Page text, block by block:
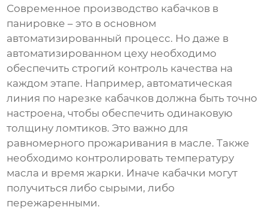
Современное производство кабачков в
панировке – это в основном
автоматизированный процесс. Но даже в
автоматизированном цеху необходимо
обеспечить строгий контроль качества на
каждом этапе. Например, автоматическая
линия по нарезке кабачков должна быть точно
настроена, чтобы обеспечить одинаковую
толщину ломтиков. Это важно для
равномерного прожаривания в масле. Также
необходимо контролировать температуру
масла и время жарки. Иначе кабачки могут
получиться либо сырыми, либо
пережаренными.